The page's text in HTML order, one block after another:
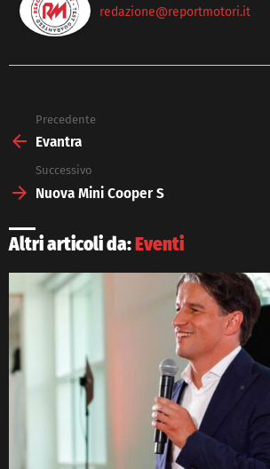
redazione@reportmotori.it
more
Precedente
Evantra
Successivo
Nuova Mini Cooper S
Altri articoli da:Eventi